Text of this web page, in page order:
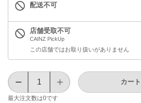
配送不可
店舗受取不可
CAINZ PickUp
この店舗ではお取り扱いがありません
最大注文数は0です
カー